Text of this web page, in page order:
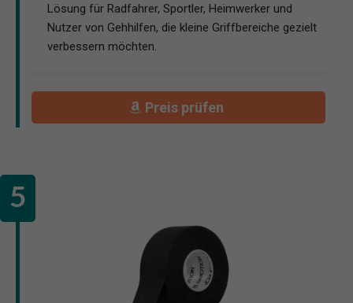
Lösung für Radfahrer, Sportler, Heimwerker und
Nutzer von Gehhilfen, die kleine Griffbereiche gezielt
verbessern möchten.
Preis prüfen